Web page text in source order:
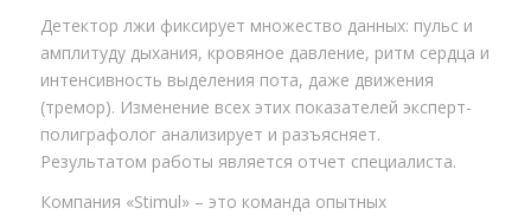
Детектор лжи фиксирует множество данных: пульс и
амплитуду дыхания, кровяное давление, ритм сердца и
интенсивность выделения пота, даже движения
(тремор). Изменение всех этих показателей эксперт-
полиграфолог анализирует и разъясняет.
Результатом работы является отчет специалиста.
Компания «Stimul» – это команда опытных